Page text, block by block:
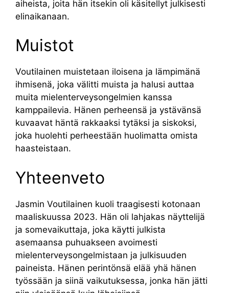
aiheista, joita hän itsekin oli käsitellyt julkisesti
elinaikanaan.
Muistot
Voutilainen muistetaan iloisena ja lämpimänä
ihmisenä, joka välitti muista ja halusi auttaa
muita mielenterveysongelmien kanssa
kamppailevia. Hänen perheensä ja ystävänsä
kuvaavat häntä rakkaaksi tytäksi ja siskoksi,
joka huolehti perheestään huolimatta omista
haasteistaan.
Yhteenveto
Jasmin Voutilainen kuoli traagisesti kotonaan
maaliskuussa 2023. Hän oli lahjakas näyttelijä
ja somevaikuttaja, joka käytti julkista
asemaansa puhuakseen avoimesti
mielenterveysongelmistaan ja julkisuuden
paineista. Hänen perintönsä elää yhä hänen
työssään ja siinä vaikutuksessa, jonka hän jätti